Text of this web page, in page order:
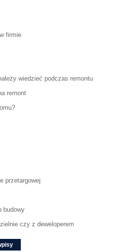
firmie
wiedzieć podczas remontu
remont
przetargowej
budowy
czy z deweloperem